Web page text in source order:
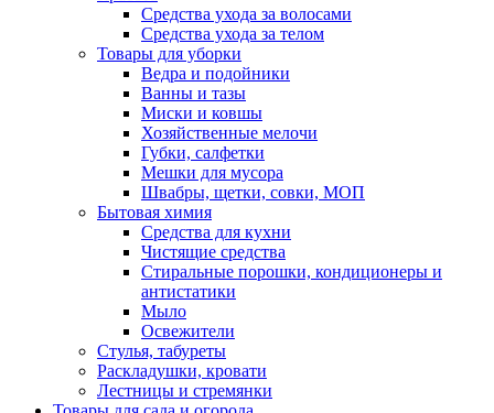
Средства ухода за волосами
Средства ухода за телом
Товары для уборки
Ведра и подойники
Ванны и тазы
Миски и ковшы
Хозяйственные мелочи
Губки, салфетки
Мешки для мусора
Швабры, щетки, совки, МОП
Бытовая химия
Средства для кухни
Чистящие средства
Стиральные порошки, кондиционеры и
антистатики
Мыло
Освежители
Стулья, табуреты
Раскладушки, кровати
Лестницы и стремянки